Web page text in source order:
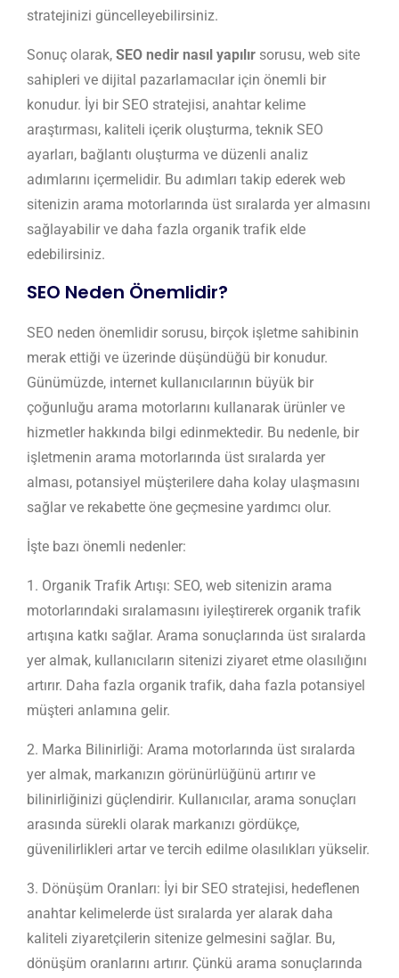
stratejinizi güncelleyebilirsiniz.
Sonuç olarak, SEO nedir nasıl yapılır sorusu, web site
sahipleri ve dijital pazarlamacılar için önemli bir
konudur. İyi bir SEO stratejisi, anahtar kelime
araştırması, kaliteli içerik oluşturma, teknik SEO
ayarları, bağlantı oluşturma ve düzenli analiz
adımlarını içermelidir. Bu adımları takip ederek web
sitenizin arama motorlarında üst sıralarda yer almasını
sağlayabilir ve daha fazla organik trafik elde
edebilirsiniz.
SEO Neden Önemlidir?
SEO neden önemlidir sorusu, birçok işletme sahibinin
merak ettiği ve üzerinde düşündüğü bir konudur.
Günümüzde, internet kullanıcılarının büyük bir
çoğunluğu arama motorlarını kullanarak ürünler ve
hizmetler hakkında bilgi edinmektedir. Bu nedenle, bir
işletmenin arama motorlarında üst sıralarda yer
alması, potansiyel müşterilere daha kolay ulaşmasını
sağlar ve rekabette öne geçmesine yardımcı olur.
İşte bazı önemli nedenler:
1. Organik Trafik Artışı: SEO, web sitenizin arama
motorlarındaki sıralamasını iyileştirerek organik trafik
artışına katkı sağlar. Arama sonuçlarında üst sıralarda
yer almak, kullanıcıların sitenizi ziyaret etme olasılığını
artırır. Daha fazla organik trafik, daha fazla potansiyel
müşteri anlamına gelir.
2. Marka Bilinirliği: Arama motorlarında üst sıralarda
yer almak, markanızın görünürlüğünü artırır ve
bilinirliğinizi güçlendirir. Kullanıcılar, arama sonuçları
arasında sürekli olarak markanızı gördükçe,
güvenilirlikleri artar ve tercih edilme olasılıkları yükselir.
3. Dönüşüm Oranları: İyi bir SEO stratejisi, hedeflenen
anahtar kelimelerde üst sıralarda yer alarak daha
kaliteli ziyaretçilerin sitenize gelmesini sağlar. Bu,
dönüşüm oranlarını artırır. Çünkü arama sonuçlarında